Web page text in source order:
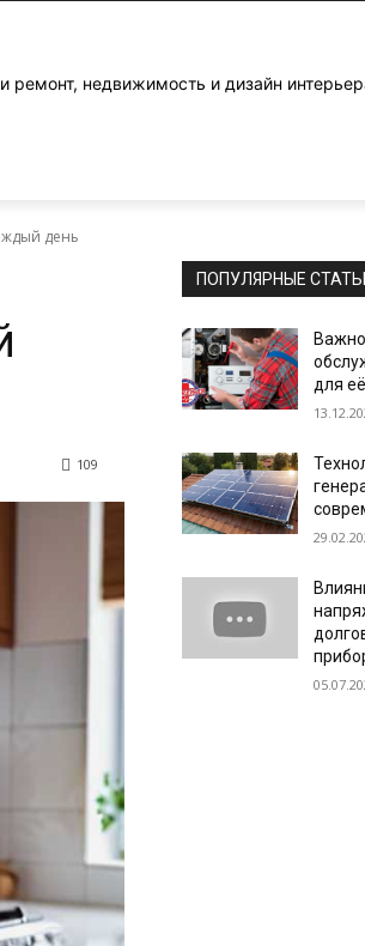
ремонт, недвижимость и дизайн
день
109
ПОПУЛЯРНЫЕ
для